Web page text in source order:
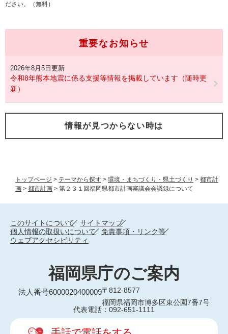
トップページ > テーマから探す > 環境・まちづくり・県土づくり > 都市計
画 > 都市計画 > 第２３１回福岡県都市計画審議会会議録について
ださい。（無料）
重要なお知らせ
2026年8月5日更新
令和8年熊本地震に係る支援等情報を掲載しています（随時更
新）
情報が見つからない時は
このサイトについて
サイトマップ
個人情報の取扱いについて
免責事項・リンク等
ウェブアクセシビリティ
福岡県庁のご案内
法人番号6000020400009〒812-8577
福岡県福岡市博多区東公園7番7号
代表電話：092-651-1111